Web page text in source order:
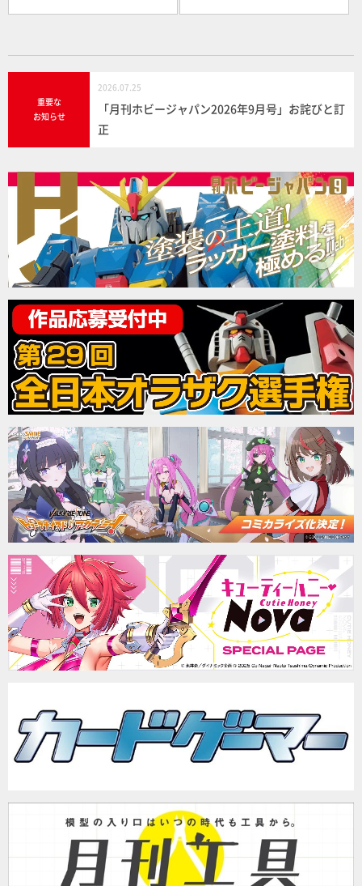
重要な
お知らせ
2026.07.25
「月刊ホビージャパン2026年9月号」お詫びと訂
正